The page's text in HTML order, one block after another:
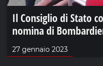
Il Consiglio di Stato
nomina di
27 gennaio 2023